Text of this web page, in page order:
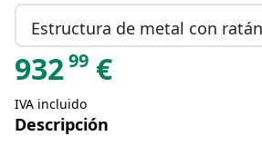
Estructura de metal con
93299 €
IVA incluido
Descripción